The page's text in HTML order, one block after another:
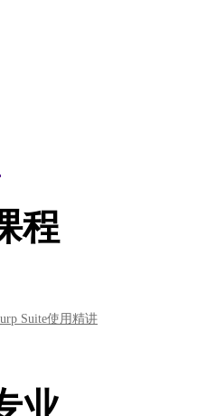
业
强大的-python语言
程
的数据分析